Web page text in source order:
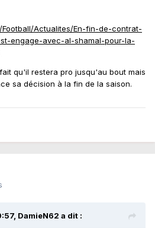
Actualites/En-fin-de-contrat-
engage-avec-al-shamal-pour-la-
qu'il restera pro jusqu'au bout mais
sa décision à la fin de la saison.
DamieN62 a dit :